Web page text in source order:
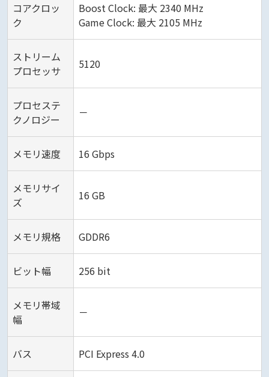
コアクロッ
ク
Boost Clock: 最大 2340 MHz
Game Clock: 最大 2105 MHz
ストリーム
プロセッサ
5120
プロセステ
クノロジー
－
メモリ速度 16 Gbps
メモリサイ
ズ
16 GB
メモリ規格 GDDR6
ビット幅 256 bit
メモリ帯域
幅
－
バス PCI Express 4.0